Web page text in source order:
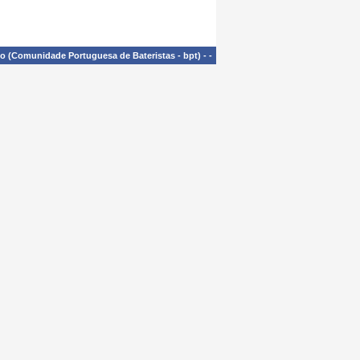
(Comunidade Portuguesa de Bateristas - bpt) - -